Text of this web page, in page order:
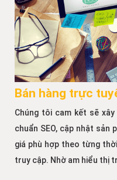
Bán hàng trực
Chúng tôi cam kết sẽ
chuẩn SEO, cập nhật
giá phù hợp theo từng
truy cập. Nhờ am hiểu thị